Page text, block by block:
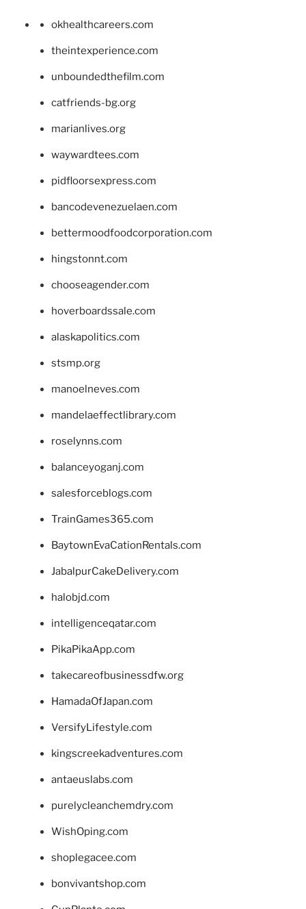
okhealthcareers.com
theintexperience.com
unboundedthefilm.com
catfriends-bg.org
marianlives.org
waywardtees.com
pidfloorsexpress.com
bancodevenezuelaen.com
bettermoodfoodcorporation.com
hingstonnt.com
chooseagender.com
hoverboardssale.com
alaskapolitics.com
stsmp.org
manoelneves.com
mandelaeffectlibrary.com
roselynns.com
balanceyoganj.com
salesforceblogs.com
TrainGames365.com
BaytownEvaCationRentals.com
JabalpurCakeDelivery.com
halobjd.com
intelligenceqatar.com
PikaPikaApp.com
takecareofbusinessdfw.org
HamadaOfJapan.com
VersifyLifestyle.com
kingscreekadventures.com
antaeuslabs.com
purelycleanchemdry.com
WishOping.com
shoplegacee.com
bonvivantshop.com